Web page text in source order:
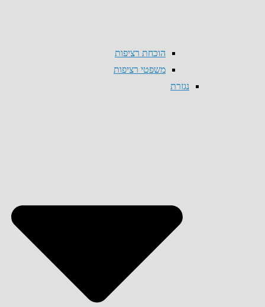
הוכחת רציפות
משפטי רציפות
נגזרת